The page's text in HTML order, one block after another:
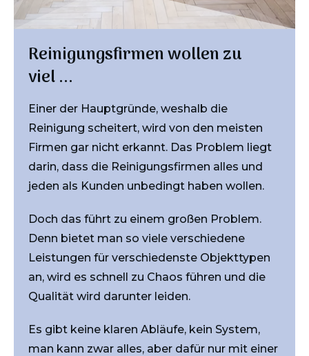
Reinigungsfirmen wollen zu
viel ...
Einer der Hauptgründe, weshalb die
Reinigung scheitert, wird von den meisten
Firmen gar nicht erkannt. Das Problem liegt
darin, dass die Reinigungsfirmen alles und
jeden als Kunden unbedingt haben wollen.
Doch das führt zu einem großen Problem.
Denn bietet man so viele verschiedene
Leistungen für verschiedenste Objekttypen
an, wird es schnell zu Chaos führen und die
Qualität wird darunter leiden.
Es gibt keine klaren Abläufe, kein System,
man kann zwar alles, aber dafür nur mit einer